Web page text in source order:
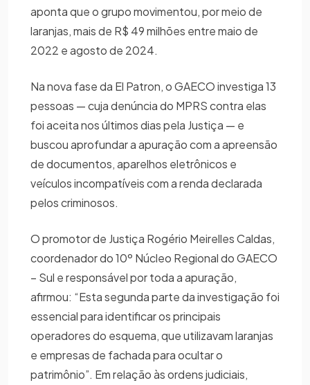
aponta que o grupo movimentou, por meio de
laranjas, mais de R$ 49 milhões entre maio de
2022 e agosto de 2024.
Na nova fase da El Patron, o GAECO investiga 13
pessoas — cuja denúncia do MPRS contra elas
foi aceita nos últimos dias pela Justiça — e
buscou aprofundar a apuração com a apreensão
de documentos, aparelhos eletrônicos e
veículos incompatíveis com a renda declarada
pelos criminosos.
O promotor de Justiça Rogério Meirelles Caldas,
coordenador do 10º Núcleo Regional do GAECO
– Sul e responsável por toda a apuração,
afirmou: “Esta segunda parte da investigação foi
essencial para identificar os principais
operadores do esquema, que utilizavam laranjas
e empresas de fachada para ocultar o
patrimônio”. Em relação às ordens judiciais,